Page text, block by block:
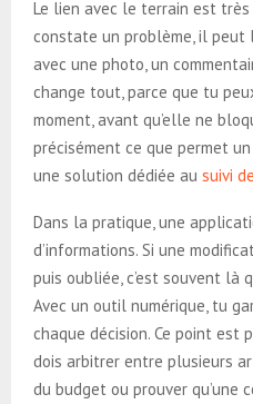
Le lien avec le terrain est très
constate un problème, il peut
avec une photo, un
change tout, parce que tu
moment, avant qu’elle ne
précisément ce que permet
une solution dédiée au suivi
Dans la pratique, une
d’informations. Si une
puis oubliée, c’est souvent là
Avec un outil numérique, tu
chaque décision. Ce point
dois arbitrer entre plusieurs
du budget ou prouver qu’une